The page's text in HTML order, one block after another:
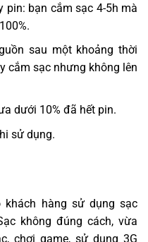
pin: bạn cắm sạc 4-5h mà
sau một khoảng thời
cắm sạc nhưng không lên
dưới 10% đã hết pin.
sử dụng.
hàng sử dụng sạc
không đúng cách, vừa
chơi game, sử dụng 3G